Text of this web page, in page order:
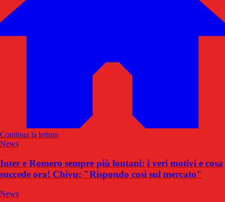
Continua la lettura
News
Inter e Romero sempre più lontani: i veri motivi e cosa
succede ora! Chivu: "Rispondo così sul mercato"
News